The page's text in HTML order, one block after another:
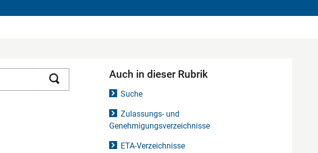
Auch in dieser Rubrik
Suche
Zulassungs- und
Genehmigungsverzeichnisse
ETA-Verzeichnisse